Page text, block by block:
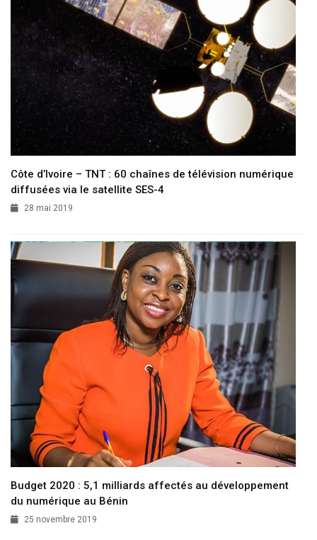
Côte d’Ivoire – TNT : 60 chaînes de télévision numérique
diffusées via le satellite SES-4
28 mai 2019
Budget 2020 : 5,1 milliards affectés au développement
du numérique au Bénin
25 novembre 2019